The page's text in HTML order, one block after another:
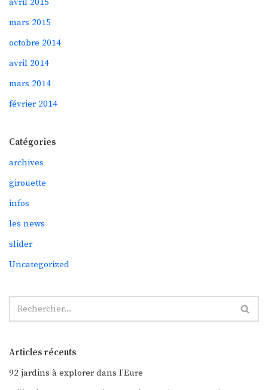
mars 2015
octobre 2014
avril 2014
mars 2014
février 2014
Catégories
archives
girouette
infos
les news
slider
Uncategorized
Articles récents
92 jardins à explorer dans l’Eure